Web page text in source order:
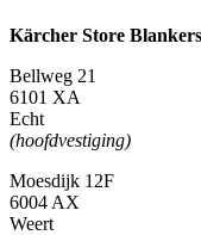
Kärcher Store Blankers
Bellweg 21
6101 XA
Echt
(hoofdvestiging)
Moesdijk 12F
6004 AX
Weert